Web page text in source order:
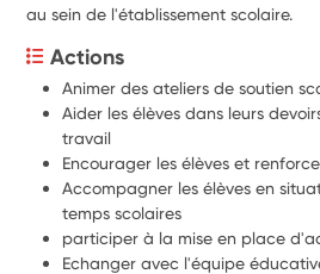
au sein de l'établissement scolaire.
Actions
Animer des ateliers de soutien
Aider les élèves dans leurs
travail
Encourager les élèves et
Accompagner les élèves en
temps scolaires
participer à la mise en place
Echanger avec l'équipe